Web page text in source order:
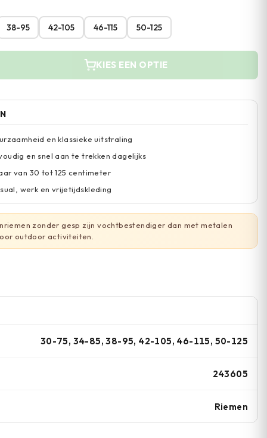
38-95 42-105 46-115 50-125
KIES EEN OPTIE
en klassieke uitstraling
en snel aan te trekken dagelijks
van 30 tot 125 centimeter
werk en vrijetijdskleding
zonder gesp zijn vochtbestendiger dan met metalen
outdoor activiteiten.
30-75, 34-85, 38-95, 42-105, 46-115, 50-125
243605
Riemen